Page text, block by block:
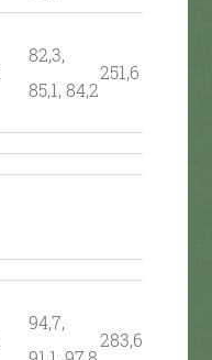
82,3,
85,1, 84,2
251,6
94,7,
283,6